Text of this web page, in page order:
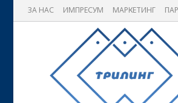
ЗА НАС ИМПРЕСУМ МАРКЕТИНГ